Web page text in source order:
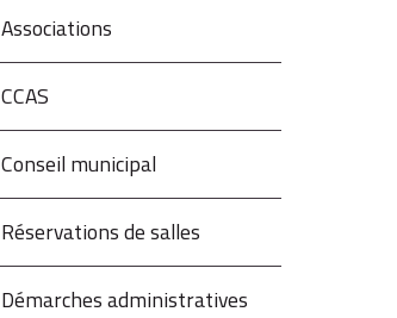
Associations
CCAS
Conseil municipal
Réservations de salles
Démarches administratives